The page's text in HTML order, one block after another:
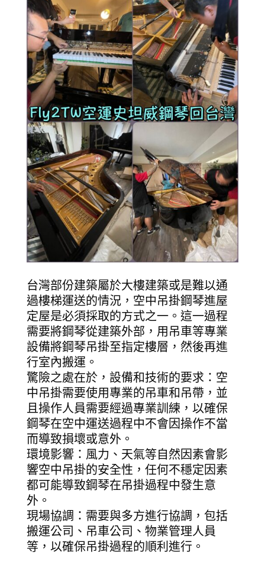
台灣部份建築屬於大樓建築或是難以通
過樓梯運送的情況，空中吊掛鋼琴進屋
定屋是必須採取的方式之一。這一過程
需要將鋼琴從建築外部，用吊車等專業
設備將鋼琴吊掛至指定樓層，然後再進
行室內搬運。
驚險之處在於，設備和技術的要求：空
中吊掛需要使用專業的吊車和吊帶，並
且操作人員需要經過專業訓練，以確保
鋼琴在空中運送過程中不會因操作不當
而導致損壞或意外。
環境影響：風力、天氣等自然因素會影
響空中吊掛的安全性，任何不穩定因素
都可能導致鋼琴在吊掛過程中發生意
外。
現場協調：需要與多方進行協調，包括
搬運公司、吊車公司、物業管理人員
等，以確保吊掛過程的順利進行。